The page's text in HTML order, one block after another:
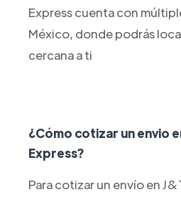
Express cuenta con
México, donde podrás
cercana a ti
¿Cómo cotizar un envio
Express?
Para cotizar un envío en